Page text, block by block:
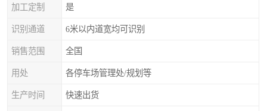
加工定制 是
识别通道 6米以内道宽均可识别
销售范围 全国
用处 各停车场管理处/规划等
生产时间 快速出货